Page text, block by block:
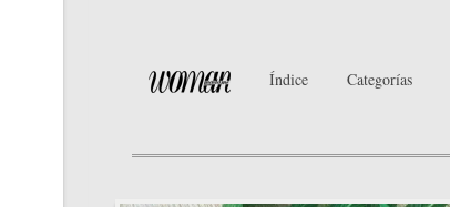
Índice Categorías